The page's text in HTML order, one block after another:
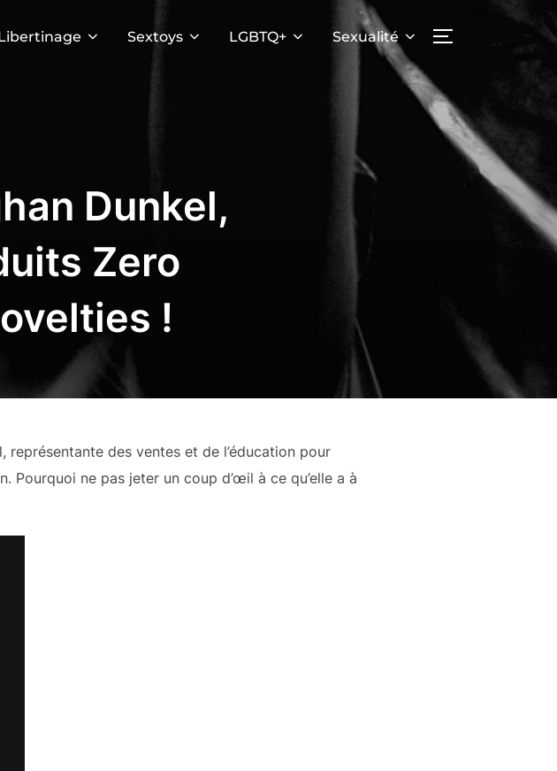
Sextoys LGBTQ+ Sexualité PERMUTER
Dunkel,
Zero
!
représentante des ventes et de l’éducation pour
Pourquoi ne pas jeter un coup d’œil à ce qu’elle a à